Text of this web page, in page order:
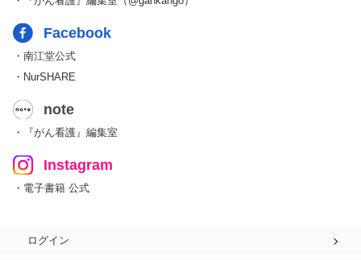
Facebook
・南江堂公式
・NurSHARE
note
・『がん看護』編集室
Instagram
・電子書籍 公式
ログイン